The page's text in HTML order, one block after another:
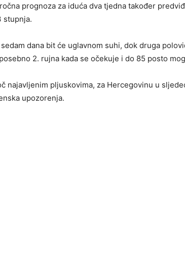
prognoza za iduća dva tjedna također
stupnja.
dana bit će uglavnom suhi, dok druga
2. rujna kada se očekuje i do 85 posto
najavljenim pljuskovima, za Hercegovinu u
upozorenja.